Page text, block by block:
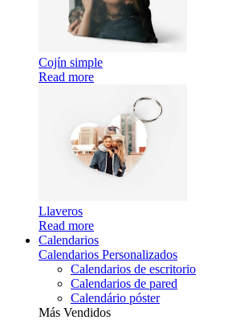
Cojín simple
Read more
Llaveros
Read more
Calendarios
Calendarios Personalizados
Calendarios de escritorio
Calendarios de pared
Calendário póster
Más Vendidos